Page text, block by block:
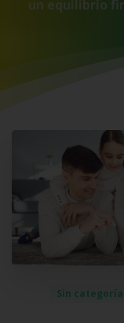
un equilibrio
Sin categoría